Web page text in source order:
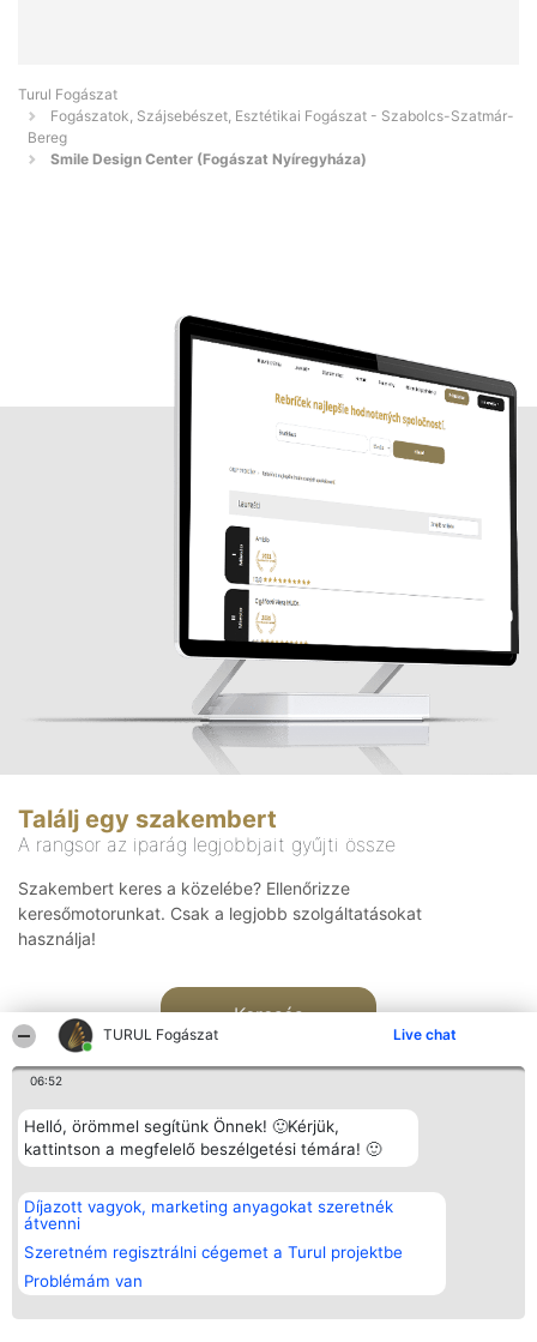
TURUL Fogászat Live chat
06:52
Helló, örömmel segítünk Önnek! 🙂Kérjük,
kattintson a megfelelő beszélgetési témára! 🙂
Díjazott vagyok, marketing anyagokat szeretnék
átvenni
Szeretném regisztrálni cégemet a Turul projektbe
Problémám van
Turul Fogászat
Fogászatok, Szájsebészet, Esztétikai Fogászat - Szabolcs-Szatmár-
Bereg
Smile Design Center (Fogászat Nyíregyháza)
Találj egy szakembert
A rangsor az iparág legjobbjait gyűjti össze
Szakembert keres a közelébe? Ellenőrizze
keresőmotorunkat. Csak a legjobb szolgáltatásokat
használja!
Keresés
Rangsorszervező
SC Beautiful Company S.R.L.
Bulevardul Aleea Timișul De
Sus Nr. 2, Bl. A30, Sc. A, Et.
4, Ap. 13
Bukarest 53-238
Adószám 36737675
Népszavazás
Nyertesek
listája
Státusz
Elérhetőség
Elérhetőség